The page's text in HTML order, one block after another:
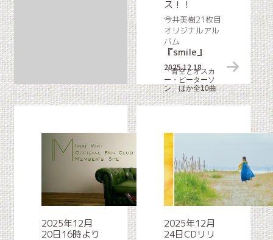
2025.12.18
ス！！
今井美樹21枚目
オリジナルアル
バム
『smile』
「青空とオスカ
ー・ピーターソ
ン」ほか全10曲
2025年12月
20日16時より
2025年12月
24日CDリリ